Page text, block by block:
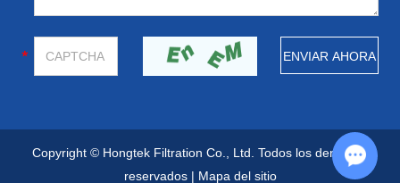
Copyright © Hongtek Filtration Co., Ltd. Todos los derechos
reservados | Mapa del sitio